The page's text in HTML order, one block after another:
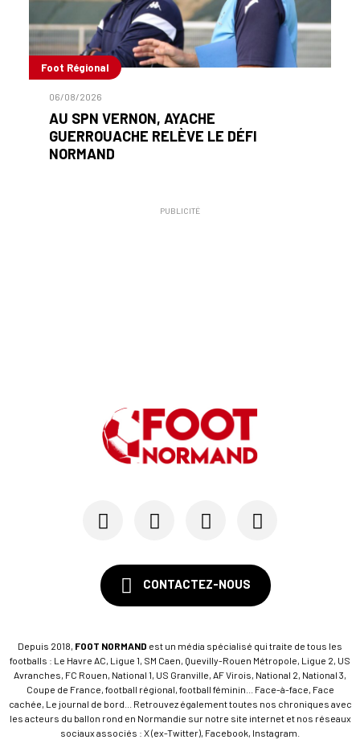
Foot Régional
06/08/2026
AU SPN VERNON, AYACHE
GUERROUACHE RELÈVE LE DÉFI
NORMAND
PUBLICITÉ
CONTACTEZ-NOUS
Depuis 2018, FOOT NORMAND est un média spécialisé qui traite de tous les
footballs : Le Havre AC, Ligue 1, SM Caen, Quevilly-Rouen Métropole, Ligue 2, US
Avranches, FC Rouen, National 1, US Granville, AF Virois, National 2, National 3,
Coupe de France, football régional, football féminin... Face-à-face, Face
cachée, Le journal de bord... Retrouvez également toutes nos chroniques avec
les acteurs du ballon rond en Normandie sur notre site internet et nos réseaux
sociaux associés : X (ex-Twitter), Facebook, Instagram.